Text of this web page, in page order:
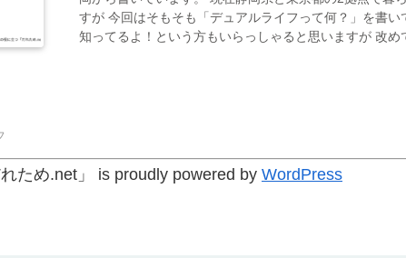
すが 今回はそもそも「デュアルライフって何？」を書い
知ってるよ！という方もいらっしゃると思いますが 改め
ため.net」 is proudly powered by WordPress